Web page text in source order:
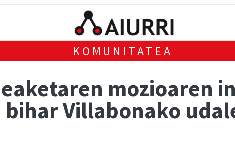
KOMUNITATEA
mozioaren
Villabonako